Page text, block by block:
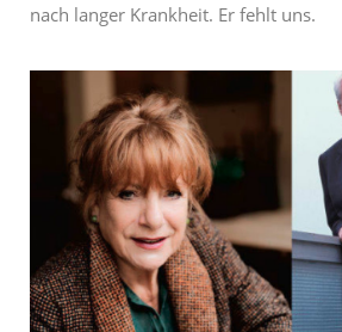
nach langer Krankheit. Er fehlt uns.